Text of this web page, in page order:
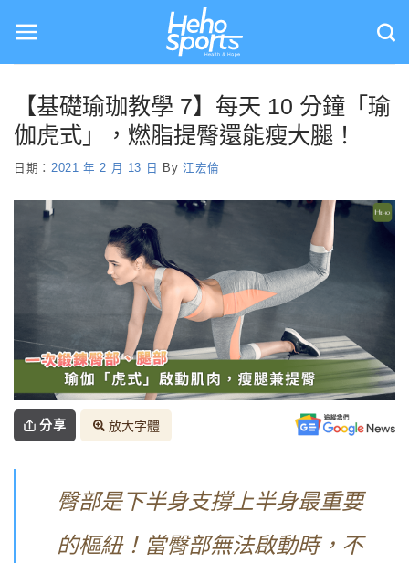
content
【基礎瑜珈教學 7】每天 10 分鐘「瑜
伽虎式」，燃脂提臀還能瘦大腿！
日期： 2021 年 2 月 13 日 By 江宏倫
分享 放大字體
臀部是下半身支撐上半身最重要
的樞紐！當臀部無法啟動時，不